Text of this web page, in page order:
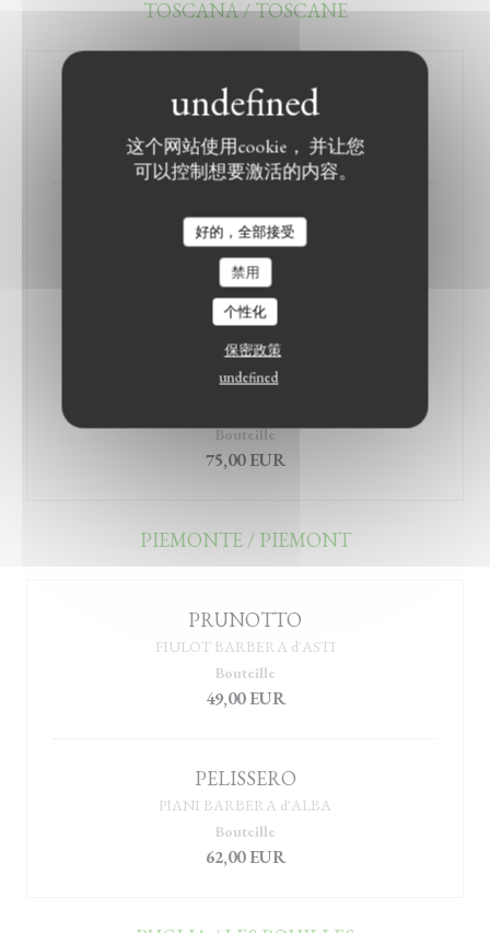
这个网站使用cookie， 并让您
可以控制想要激活的内容。
好的，全部接受
禁用
个性化
保密政策
undefined
TOSCANA / TOSCANE
ROSSO TOSCANA
30,00 EUR
Bouteille
7,00 EUR
Verre
CASTELLO DI QUERCETO
RISERVA CHIANTI
55,00 EUR
Bouteille
GUADO AL TASSO
75,00 EUR
Bouteille
PIEMONTE / PIEMONT
PRUNOTTO
FIULOT BARBERA d'ASTI
49,00 EUR
Bouteille
PELISSERO
PIANI BARBERA d'ALBA
62,00 EUR
Bouteille